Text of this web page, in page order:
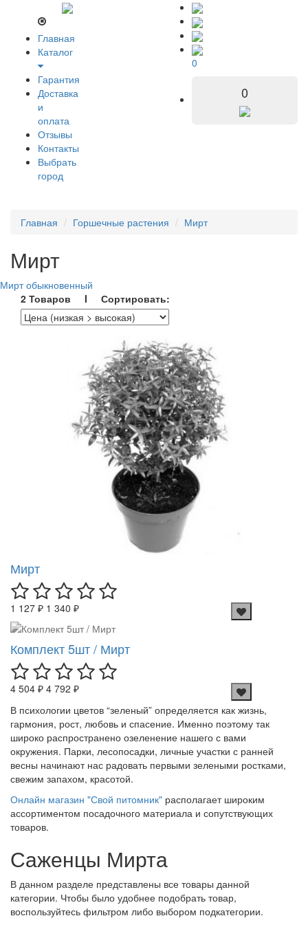
Главная
Каталог
Гарантия
Доставка
и
оплата
Отзывы
Контакты
Выбрать
город
0
0
Главная Горшечные растения Мирт
Мирт
Мирт обыкновенный
2 Товаров I Сортировать:
Мирт
1 127 ₽ 1 340 ₽
Комплект 5шт / Мирт
4 504 ₽ 4 792 ₽
В психологии цветов “зеленый” определяется как жизнь,
гармония, рост, любовь и спасение. Именно поэтому так
широко распространено озеленение нашего с вами
окружения. Парки, лесопосадки, личные участки с ранней
весны начинают нас радовать первыми зелеными ростками,
свежим запахом, красотой.
Онлайн магазин "Свой питомник" располагает широким
ассортиментом посадочного материала и сопутствующих
товаров.
Саженцы Мирта
В данном разделе представлены все товары данной
категории. Чтобы было удобнее подобрать товар,
воспользуйтесь фильтром либо выбором подкатегории.